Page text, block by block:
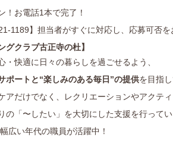
！お電話1本で完了！
1189】担当者がすぐに対応し、応募可否を
グクラブ古正寺の杜】
・快適に日々の暮らしを過ごせるよう、
ポートと“楽しみのある毎日”の提供を目指し
アだけでなく、レクリエーションやアクテ
の「〜したい」を大切にした支援を行ってい
広い年代の職員が活躍中！